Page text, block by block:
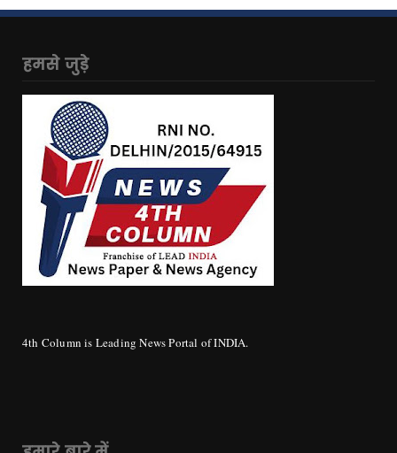
हमसे जुड़े
4th Column is Leading News Portal of INDIA.